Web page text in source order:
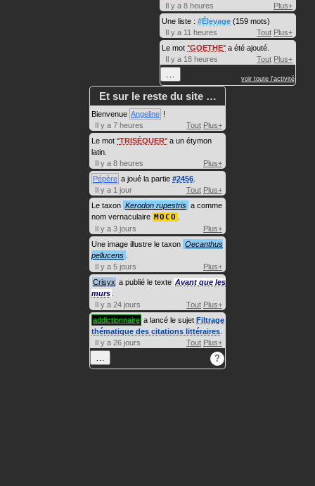
Il y a 8 heures
Plus+
Une liste : #Élevage (159 mots)
Il y a 11 heures
Tout Plus+
Le mot GOETHE a été ajouté.
Il y a 18 heures
Tout Plus+
voir toute l'activité
Et sur le reste du site …
Bienvenue Angeline !
Il y a 7 heures
Tout Plus+
Le mot TRISÉQUER a un étymon
latin.
Il y a 8 heures
Plus+
Pépère a joué la partie #2456
Il y a 1 jour
Tout Plus+
Le taxon Kerodon rupestris a comme
nom vernaculaire MOCO
Il y a 3 jours
Plus+
Une image illustre le taxon Oecanthus
pellucens
Il y a 5 jours
Plus+
Crisyx a publié le texte Avant que les
murs
Il y a 24 jours
Tout Plus+
addictionnaire a lancé le sujet Filtrage
thématique des citations littéraires
Il y a 26 jours
Tout Plus+
?